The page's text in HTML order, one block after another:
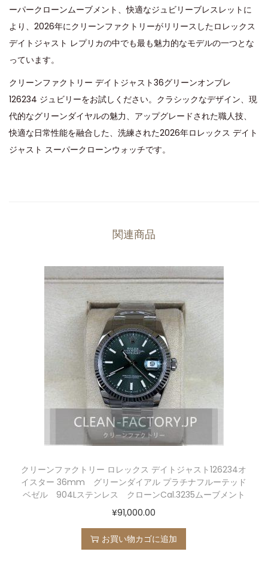
ーパークローンムーブメント、快適なジュビリーブレスレットに
より、2026年にクリーンファクトリーがリリースしたロレックス
デイトジャスト レプリカの中でも最も魅力的なモデルの一つとな
っています。
クリーンファクトリー デイトジャスト36グリーンオンブレ
126234 ジュビリーをお試しください。クラシックなデザイン、現
代的なグリーンダイヤルの魅力、アップグレードされた職人技、
快適な日常性能を融合した、洗練された2026年ロレックス デイト
ジャスト スーパークローンウォッチです。
関連商品
クリーンファクトリー ロレックス デイトジャスト126234オ
イスター 36mm グリーンダイアル プラチナフルーテッド
ベゼル 904Lステンレス クローンCal.3235ムーブメント
¥91,000.00
お買い物カゴに追加